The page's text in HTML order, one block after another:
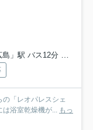
12分 「矢賀駅入口」 停歩10分
の「レオパレスシェ
浴室乾燥機が... もっ